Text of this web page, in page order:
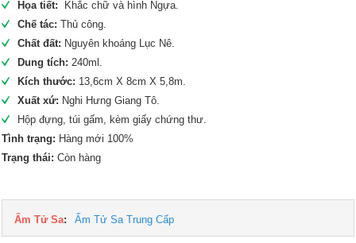
Họa tiết: Khắc chữ và hình Ngựa.
Chế tác: Thủ công.
Chất đất: Nguyên khoáng Lục Nê.
Dung tích: 240ml.
Kích thước: 13,6cm X 8cm X 5,8m.
Xuất xứ: Nghi Hưng Giang Tô.
Hộp đựng, túi gấm, kèm giấy chứng thư.
Tình trạng: Hàng mới 100%
Trạng thái:Còn hàng
Ấm Tử Sa: Ấm Tử Sa Trung Cấp